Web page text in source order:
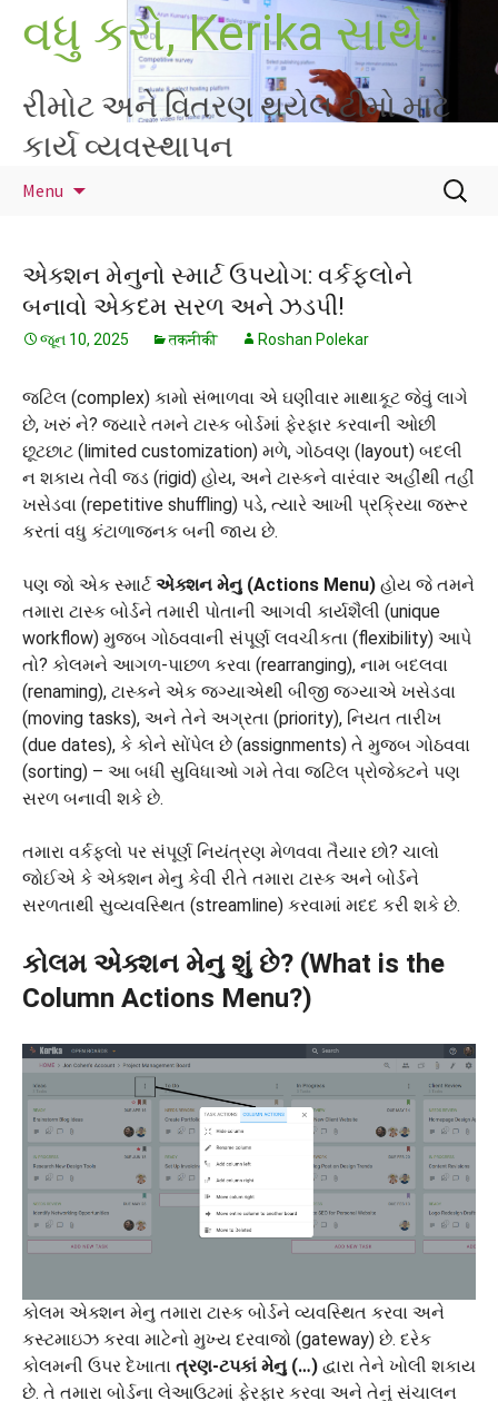
content
વધુ કરો, Kerika સાથે
રીમોટ અને વિતરણ થયેલ ટીમો માટે
કાર્ય વ્યવસ્થાપન
Menu
માટે
શોધો
એક્શન મેનુનો સ્માર્ટ ઉપયોગ: વર્કફ્લોને
બનાવો એકદમ સરળ અને ઝડપી!
જૂન 10, 2025 तकनीकी Roshan Polekar
જટિલ (complex) કામો સંભાળવા એ ઘણીવાર માથાકૂટ જેવું લાગે
છે, ખરું ને? જ્યારે તમને ટાસ્ક બોર્ડમાં ફેરફાર કરવાની ઓછી
છૂટછાટ (limited customization) મળે, ગોઠવણ (layout) બદલી
ન શકાય તેવી જડ (rigid) હોય, અને ટાસ્કને વારંવાર અહીંથી તહીં
ખસેડવા (repetitive shuffling) પડે, ત્યારે આખી પ્રક્રિયા જરૂર
કરતાં વધુ કંટાળાજનક બની જાય છે.
પણ જો એક સ્માર્ટએક્શન મેનુ (Actions Menu) હોય જે તમને
તમારા ટાસ્ક બોર્ડને તમારી પોતાની આગવી કાર્યશૈલી (unique
workflow) મુજબ ગોઠવવાની સંપૂર્ણ લવચીકતા (flexibility) આપે
તો? કોલમને આગળ-પાછળ કરવા (rearranging), નામ બદલવા
(renaming), ટાસ્કને એક જગ્યાએથી બીજી જગ્યાએ ખસેડવા
(moving tasks), અને તેને અગ્રતા (priority), નિયત તારીખ
(due dates), કે કોને સોંપેલ છે (assignments) તે મુજબ ગોઠવવા
(sorting) – આ બધી સુવિધાઓ ગમે તેવા જટિલ પ્રોજેક્ટને પણ
સરળ બનાવી શકે છે.
તમારા વર્કફ્લો પર સંપૂર્ણ નિયંત્રણ મેળવવા તૈયાર છો? ચાલો
જોઈએ કે એક્શન મેનુ કેવી રીતે તમારા ટાસ્ક અને બોર્ડને
સરળતાથી સુવ્યવસ્થિત (streamline) કરવામાં મદદ કરી શકે છે.
કોલમ એક્શન મેનુ શું છે? (What is the
Column Actions Menu?)
કોલમ એક્શન મેનુ તમારા ટાસ્ક બોર્ડને વ્યવસ્થિત કરવા અને
કસ્ટમાઇઝ કરવા માટેનો મુખ્ય દરવાજો (gateway) છે. દરેક
કોલમની ઉપર દેખાતા ત્રણ-ટપકાં મેનુ (…) દ્વારા તેને ખોલી શકાય
છે. તે તમારા બોર્ડના લેઆઉટમાં ફેરફાર કરવા અને તેનું સંચાલન